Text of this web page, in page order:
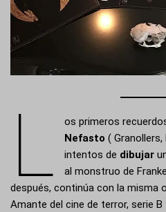
L os primeros
Nefasto (
intentos de dibujar
al monstruo de
después, continúa con la misma
Amante del cine de terror, serie